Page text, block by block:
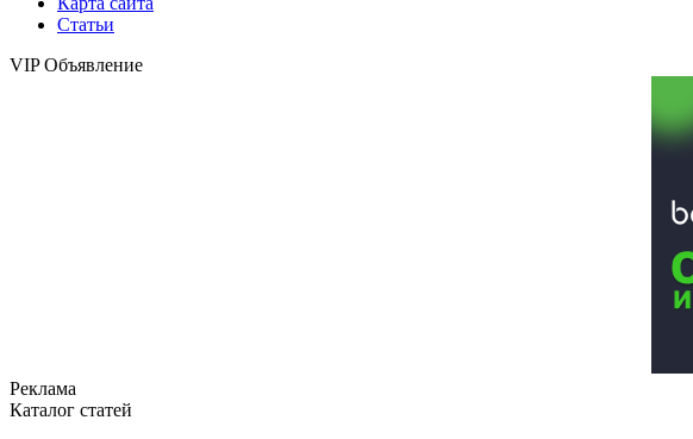
Статьи
VIP Объявление
Реклама
Каталог статей